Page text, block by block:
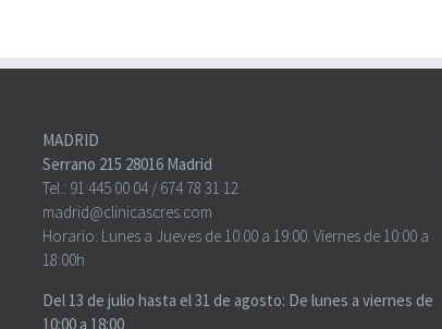
MADRID
Serrano 215 28016 Madrid
Tel.: 91 445 00 04/ 674 78 31 12
madrid@clinicascres.com
Horario: Lunes a Jueves de 10:00 a 19:00. Viernes de 10:00 a
18:00h
Del 13 de julio hasta el 31 de agosto: De lunes a viernes de
10:00 a 18:00